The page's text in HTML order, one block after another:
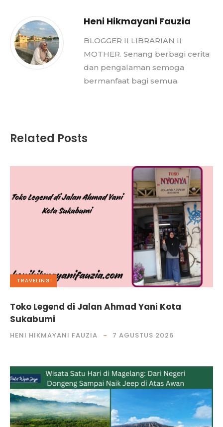
Heni Hikmayani Fauzia
BLOGGER II LIBRARIAN II
MOTHER. Senang berbagi cerita
dan pengalaman semoga
bermanfaat bagi semua.
Related Posts
TRAVELING
Toko Legend di Jalan Ahmad Yani Kota
Sukabumi
HENI HIKMAYANI FAUZIA 7 AGUSTUS 2026